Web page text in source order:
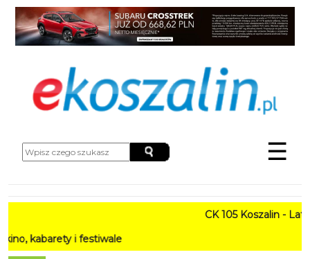
☰
CK 105 Koszalin - Lato w
i festiwale